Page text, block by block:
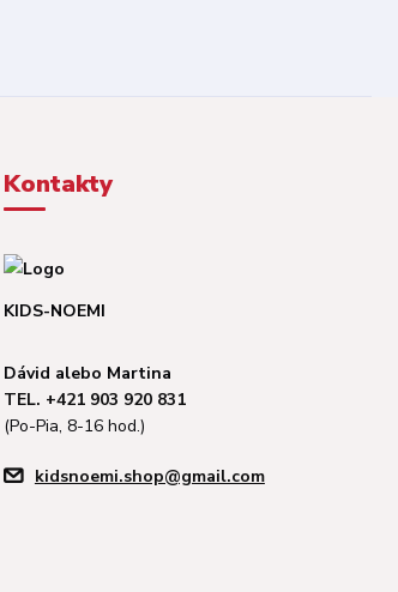
Kontakty
KIDS-NOEMI
Dávid alebo Martina
TEL. +421 903 920 831
(Po-Pia, 8-16 hod.)
kidsnoemi.shop@gmail.com